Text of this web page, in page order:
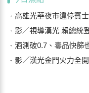
高雄光華夜市違停賓士擋下
影／視導漢光 賴總統登
酒測破0.7、毒品快篩
影／漢光金門火力全開